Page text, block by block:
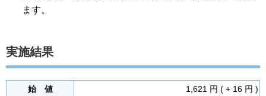
ます。
実施結果
始 値
1,621 円 ( + 16 円 )